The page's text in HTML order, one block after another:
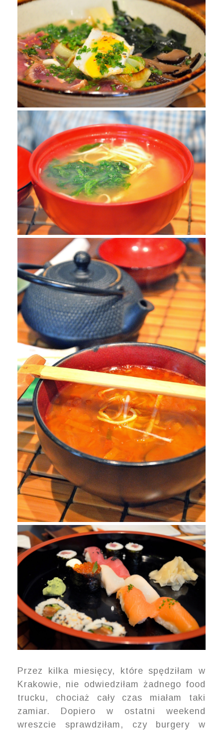
Przez kilka miesięcy, które spędziłam w
Krakowie, nie odwiedziłam żadnego food
trucku, chociaż cały czas miałam taki
zamiar. Dopiero w ostatni weekend
wreszcie sprawdziłam, czy burgery w